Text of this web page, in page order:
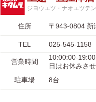
ジヨウエツ・ナオエツテン
住所 〒943-0804 新
TEL 025-545-1158
営業時間
10:00:00-
日はお休みさ
駐車場
8台